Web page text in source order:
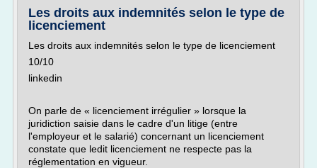
Les droits aux indemnités selon le type de
licenciement
Les droits aux indemnités selon le type de licenciement
10/10
linkedin
On parle de « licenciement irrégulier » lorsque la
juridiction saisie dans le cadre d'un litige (entre
l'employeur et le salarié) concernant un licenciement
constate que ledit licenciement ne respecte pas la
réglementation en vigueur.